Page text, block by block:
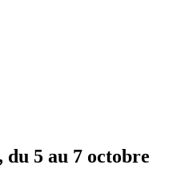
5 au 7 octobre